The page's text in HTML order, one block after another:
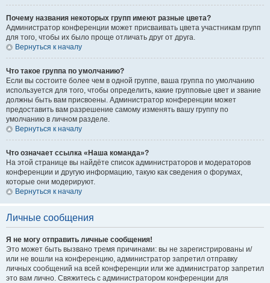
Почему названия некоторых групп имеют разные цвета?
Администратор конференции может присваивать цвета участникам групп
для того, чтобы их было проще отличать друг от друга.
Вернуться к началу
Что такое группа по умолчанию?
Если вы состоите более чем в одной группе, ваша группа по умолчанию
используется для того, чтобы определить, какие групповые цвет и звание
должны быть вам присвоены. Администратор конференции может
предоставить вам разрешение самому изменять вашу группу по
умолчанию в личном разделе.
Вернуться к началу
Что означает ссылка «Наша команда»?
На этой странице вы найдёте список администраторов и модераторов
конференции и другую информацию, такую как сведения о форумах,
которые они модерируют.
Вернуться к началу
Личные сообщения
Я не могу отправить личные сообщения!
Это может быть вызвано тремя причинами: вы не зарегистрированы и/
или не вошли на конференцию, администратор запретил отправку
личных сообщений на всей конференции или же администратор запретил
это вам лично. Свяжитесь с администратором конференции для